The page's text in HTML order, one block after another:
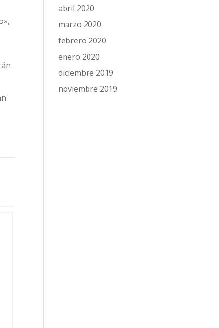
abril 2020
marzo 2020
febrero 2020
enero 2020
diciembre 2019
noviembre 2019